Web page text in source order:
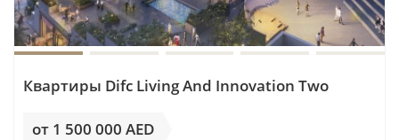
Квартиры Difc Living And Innovation Two
от 1 500 000 AED